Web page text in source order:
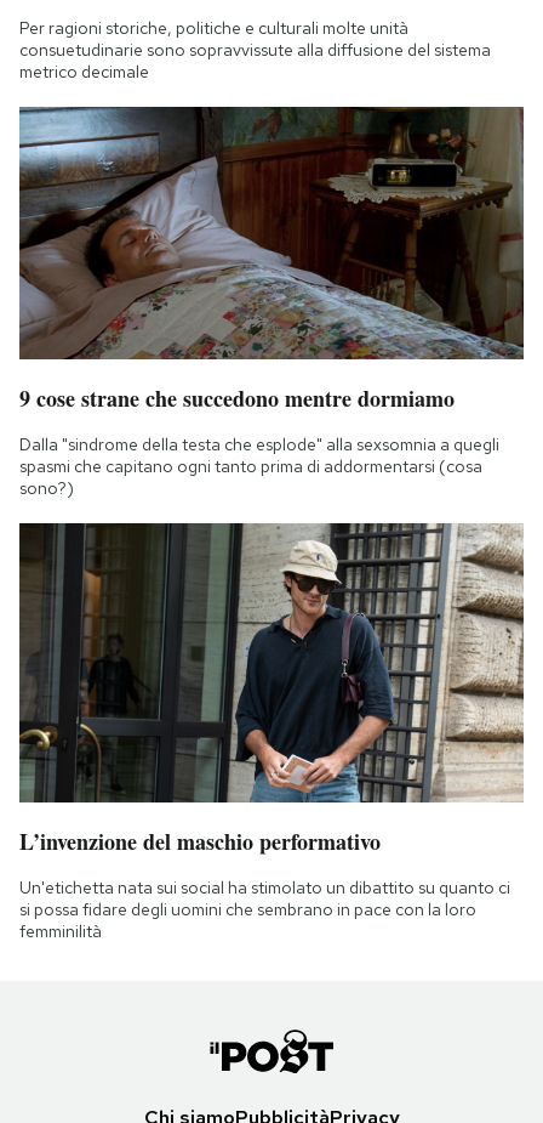
Per ragioni storiche, politiche e culturali molte unità
consuetudinarie sono sopravvissute alla diffusione del sistema
metrico decimale
9 cose strane che succedono mentre dormiamo
Dalla "sindrome della testa che esplode" alla sexsomnia a quegli
spasmi che capitano ogni tanto prima di addormentarsi (cosa
sono?)
L’invenzione del maschio performativo
Un'etichetta nata sui social ha stimolato un dibattito su quanto ci
si possa fidare degli uomini che sembrano in pace con la loro
femminilità
Chi siamoPubblicitàPrivacy